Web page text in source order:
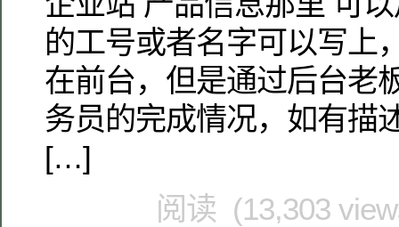
的工号或者名字可以写上
在前台，但是通过后台老
务员的完成情况，如有描
[…]
阅读 (13,303